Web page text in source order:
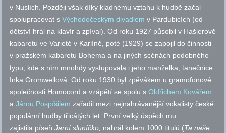
v Nuslích. Později však díky kladnému vztahu k hudbě začal
spolupracovat sVýchodočeským divadlem v Pardubicích (od
dětství hrál na klavír a zpíval). Od roku 1927 působil v Hašlerově
kabaretu ve Varieté v Karlíně, poté (1929) se zapojil do činnosti
v pražském kabaretu Bohema a na jiných scénách podobného
typu, kde s ním mnohdy vystupovala i jeho manželka, tanečnice
Inka Gromwellová. Od roku 1930 byl zpěvákem u gramofonové
společnosti Homocord a vzápětí se spolu sOldřichem Kovářem
aJárou Pospíšilem zařadil mezi nejnahrávanější vokalisty české
populární hudby třicátých let. První velký úspěch mu
zajistila píseňJarní sluníčko, nahrál kolem 1000 titulů (Ta naše